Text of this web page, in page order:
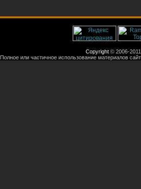
Copyright © 2006-
Полное или частичное использование материалов